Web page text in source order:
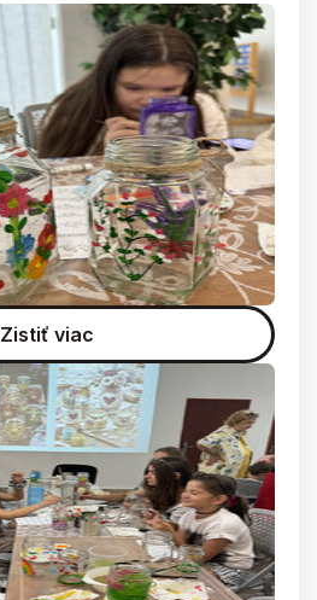
Zistiť viac